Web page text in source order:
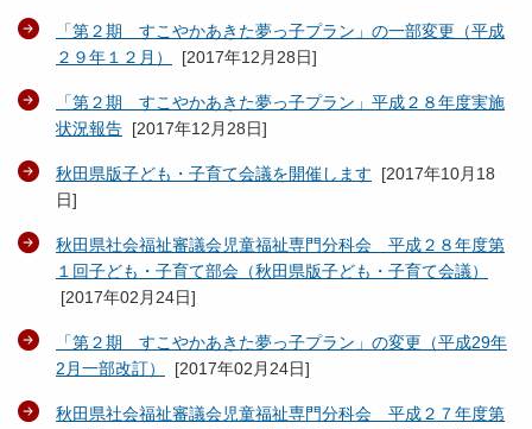
「第２期 すこやかあきた夢っ子プラン」の一部変更（平成
２９年１２月）
[2017年12月28日]
「第２期 すこやかあきた夢っ子プラン」平成２８年度実施
状況報告 [2017年12月28日]
秋田県版子ども・子育て会議を開催します [2017年10月18
日]
秋田県社会福祉審議会児童福祉専門分科会 平成２８年度第
１回子ども・子育て部会（秋田県版子ども・子育て会議）
[2017年02月24日]
「第２期 すこやかあきた夢っ子プラン」の変更（平成29年
2月一部改訂）
[2017年02月24日]
秋田県社会福祉審議会児童福祉専門分科会 平成２７年度第